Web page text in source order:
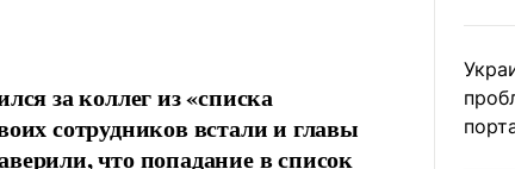
за коллег из «списка
сотрудников встали и главы
что попадание в список